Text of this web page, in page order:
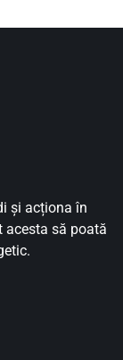
și acționa în
acesta să poată